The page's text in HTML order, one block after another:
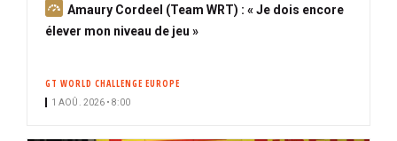
A
b
Amaury Cordeel (Team WRT) : « Je dois encore
élever mon niveau de jeu »
GT WORLD CHALLENGE EUROPE
1 AOÛ. 2026 • 8:00